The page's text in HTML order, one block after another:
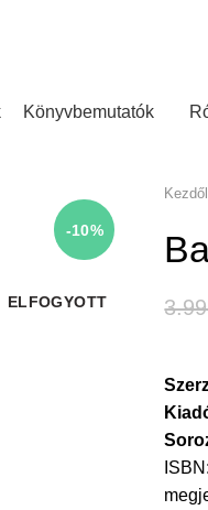
Könyvbemutatók
-10%
ELFOGYOTT